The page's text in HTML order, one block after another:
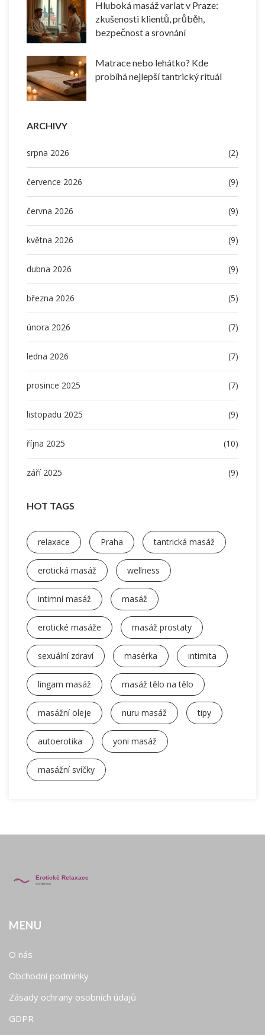
Hluboká masáž varlat v Praze:
zkušenosti klientů, průběh,
bezpečnost a srovnání
Matrace nebo lehátko? Kde
probíhá nejlepší tantrický rituál
ARCHIVY
srpna 2026 (2)
července 2026 (9)
června 2026 (9)
května 2026 (9)
dubna 2026 (9)
března 2026 (5)
února 2026 (7)
ledna 2026 (7)
prosince 2025 (7)
listopadu 2025 (9)
října 2025 (10)
září 2025 (9)
HOT TAGS
relaxace Praha tantrická masáž
erotická masáž wellness
intimní masáž masáž
erotické masáže masáž prostaty
sexuální zdraví masérka intimita
lingam masáž masáž tělo na tělo
masážní oleje nuru masáž tipy
autoerotika yoni masáž
masážní svíčky
MENU
O nás
Obchodní podmínky
Zásady ochrany osobních údajů
GDPR